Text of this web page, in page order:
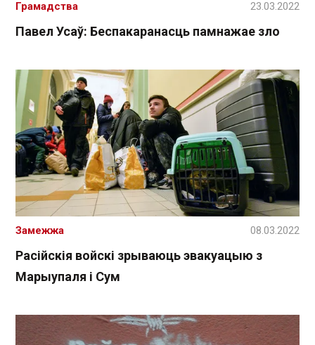
Павел Усаў: Беспакаранасць памнажае зло
Грамадства 23.03.2022
Расійскія войскі зрываюць эвакуацыю з
Марыупаля і Сум
Замежжа 08.03.2022